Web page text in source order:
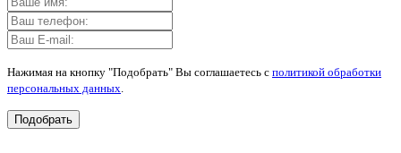
Нажимая на кнопку "Подобрать" Вы соглашаетесь с политикой обработки
персональных данных
Подобрать